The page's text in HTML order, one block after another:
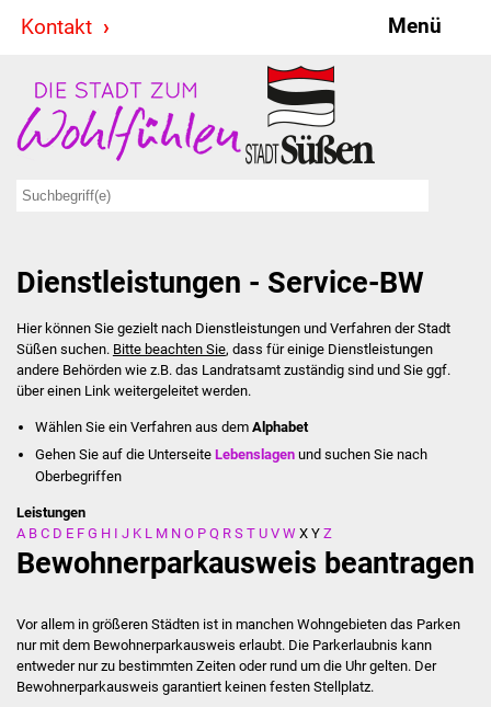
Kontakt Menü
Stadt & Politik
Bürgermeister
Ausschüsse
Ratsinformationssystem
Jugendbeirat
Summerrockfestival
Stadtverwaltung
Behördenwegweiser
Stellenangebote
Dienstleistungen - Service-BW
Hier können Sie gezielt nach Dienstleistungen und Verfahren der Stadt
Süßen suchen. Bitte beachten Sie, dass für einige Dienstleistungen
andere Behörden wie z.B. das Landratsamt zuständig sind und Sie ggf.
über einen Link weitergeleitet werden.
Wählen Sie ein Verfahren aus dem Alphabet
Gehen Sie auf die UnterseiteLebenslagen und suchen Sie nach
Oberbegriffen
Leistungen
A B C D E F G H I J K L M N O P Q R S T U V W X Y Z
Bewohnerparkausweis beantragen
Vor allem in größeren Städten ist in manchen Wohngebieten das Parken
nur mit dem Bewohnerparkausweis erlaubt. Die Parkerlaubnis kann
entweder nur zu bestimmten Zeiten oder rund um die Uhr gelten. Der
Bewohnerparkausweis garantiert keinen festen Stellplatz.